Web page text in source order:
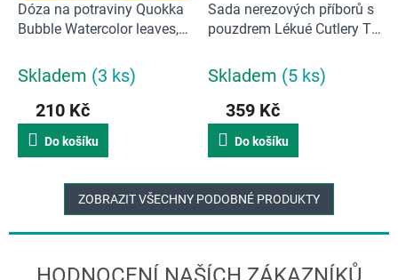
Dóza na potraviny Quokka
Bubble Watercolor leaves,
Skladem (3 ks)
210 Kč
Do košíku
Sada nerezových příborů s
pouzdrem Lékué Cutlery To
Skladem (5 ks)
359 Kč
Do košíku
ZOBRAZIT VŠECHNY PODOBNÉ PRODUKTY